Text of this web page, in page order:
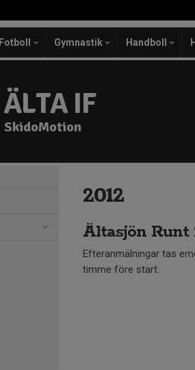
Fotboll Gymnastik Handboll
ÄLTA IF
SkidoMotion
2012
Ältasjön Runt
Efteranmälningar tas
timme före start.